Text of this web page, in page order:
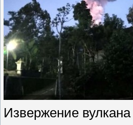
Извержение